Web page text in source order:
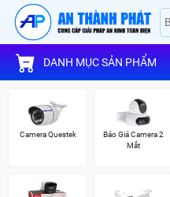
DANH MỤC SẢN PHẨM
Camera Questek
Báo Giá Camera 2
Mắt